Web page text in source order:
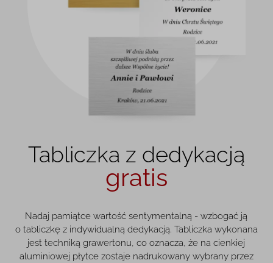
Tabliczka z dedykacją
gratis
Nadaj pamiątce wartość sentymentalną - wzbogać ją
o tabliczkę z indywidualną dedykacją. Tabliczka wykonana
jest techniką grawertonu, co oznacza, że na cienkiej
aluminiowej płytce zostaje nadrukowany wybrany przez